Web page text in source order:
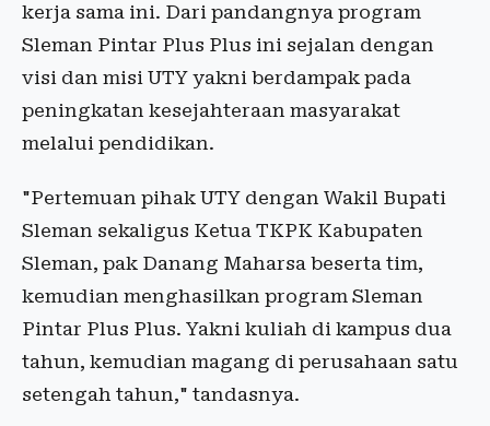
kerja sama ini. Dari pandangnya program
Sleman Pintar Plus Plus ini sejalan dengan
visi dan misi UTY yakni berdampak pada
peningkatan kesejahteraan masyarakat
melalui pendidikan.
"Pertemuan pihak UTY dengan Wakil Bupati
Sleman sekaligus Ketua TKPK Kabupaten
Sleman, pak Danang Maharsa beserta tim,
kemudian menghasilkan program Sleman
Pintar Plus Plus. Yakni kuliah di kampus dua
tahun, kemudian magang di perusahaan satu
setengah tahun," tandasnya.